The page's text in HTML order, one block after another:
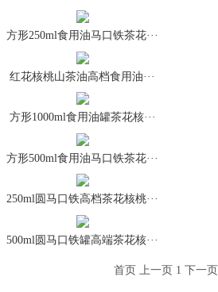
方形250ml食用油马口铁茶花···
红花核桃山茶油高档食用油···
方形1000ml食用油罐茶花核···
方形500ml食用油马口铁茶花···
250ml圆马口铁高档茶花核桃···
500ml圆马口铁罐高端茶花核···
首页 上一页 1 下一页